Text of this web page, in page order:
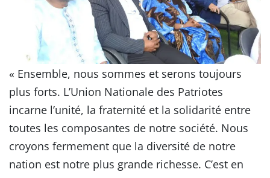
« Ensemble, nous sommes et serons toujours
plus forts. L’Union Nationale des Patriotes
incarne l’unité, la fraternité et la solidarité entre
toutes les composantes de notre société. Nous
croyons fermement que la diversité de notre
nation est notre plus grande richesse. C’est en